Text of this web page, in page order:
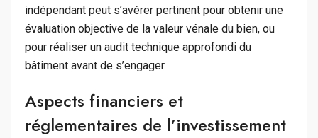
indépendant peut s’avérer pertinent pour obtenir une
évaluation objective de la valeur vénale du bien, ou
pour réaliser un audit technique approfondi du
bâtiment avant de s’engager.
Aspects financiers et
réglementaires de l’investissement